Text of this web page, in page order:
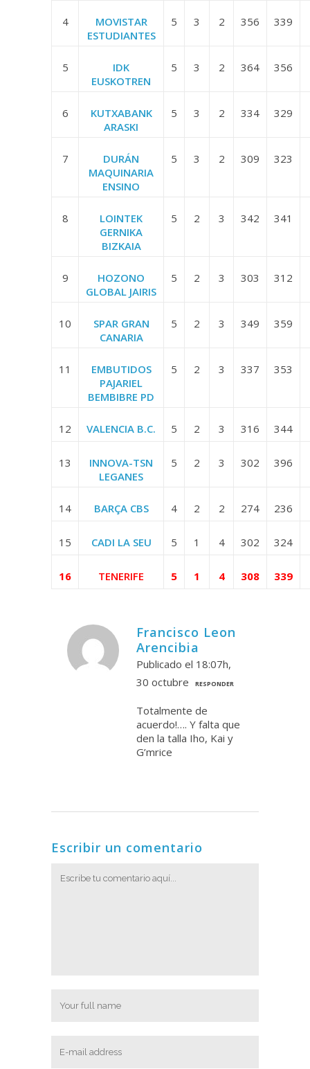
4
MOVISTAR
ESTUDIANTES
5 3 2 356 339
5
IDK
EUSKOTREN
5 3 2 364 356
6
KUTXABANK
ARASKI
5 3 2 334 329
7
DURÁN
MAQUINARIA
ENSINO
5 3 2 309 323
8
LOINTEK
GERNIKA
BIZKAIA
5 2 3 342 341
9
HOZONO
GLOBAL JAIRIS
5 2 3 303 312
10
SPAR GRAN
CANARIA
5 2 3 349 359
11
EMBUTIDOS
PAJARIEL
BEMBIBRE PD
5 2 3 337 353
12 VALENCIA B.C. 5 2 3 316 344
13
INNOVA-TSN
LEGANES
5 2 3 302 396
14 BARÇA CBS 4 2 2 274 236
15 CADI LA SEU 5 1 4 302 324
16 TENERIFE 5 1 4 308 339
Francisco Leon
Arencibia
Publicado el 18:07h,
30 octubre
RESPONDER
Totalmente de
acuerdo!…. Y falta que
den la talla Iho, Kai y
G’mrice
Escribir un comentario